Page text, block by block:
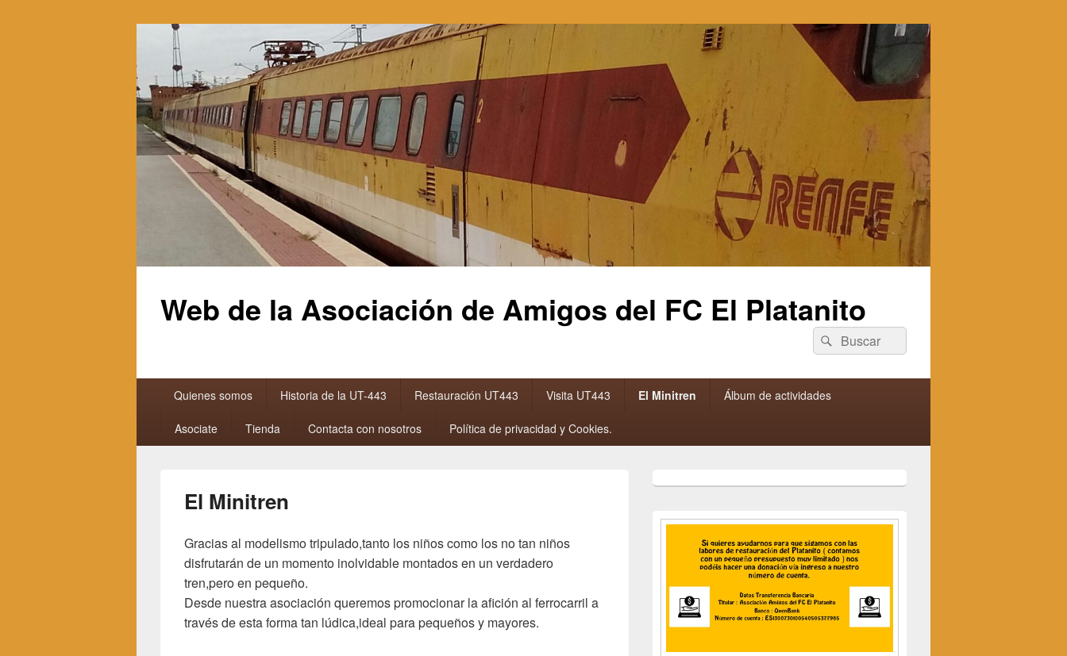
Web de la Asociación de Amigos del FC El Platanito
Buscar
por:
Buscar
principalQuienes somos Historia de la UT-443 Restauración UT443 Visita UT443 El Minitren Álbum de actividades
Asociate Tienda Contacta con nosotros Política de privacidad y Cookies.
El Minitren
Gracias al modelismo tripulado,tanto los niños como los no tan niños
disfrutarán de un momento inolvidable montados en un verdadero
tren,pero en pequeño.
Desde nuestra asociación queremos promocionar la afición al ferrocarril a
través de esta forma tan lúdica,ideal para pequeños y mayores.
área
widget